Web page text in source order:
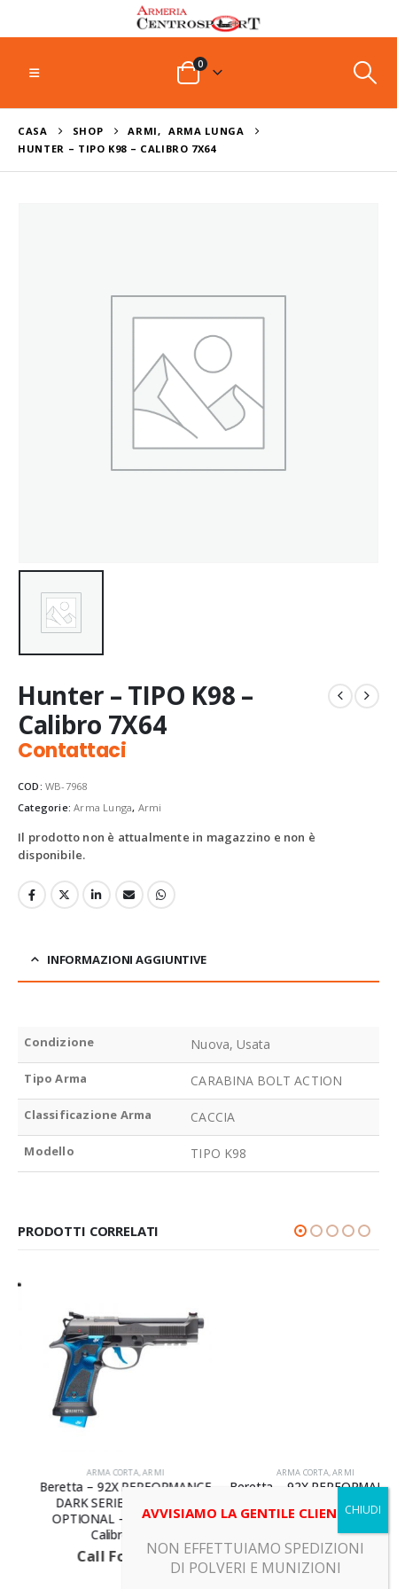
0
CASA SHOP ARMI,
ARMA LUNGA
HUNTER – TIPO K98 – CALIBRO 7X64
Hunter – TIPO K98 –
Calibro 7X64
Contattaci
COD: WB-7968
Categorie:Arma Lunga, Armi
Il prodotto non è attualmente in magazzino e non è
disponibile.
INFORMAZIONI AGGIUNTIVE
Condizione Nuova, Usata
Tipo Arma CARABINA BOLT ACTION
Classificazione Arma CACCIA
Modello TIPO K98
PRODOTTI CORRELATI
ARMA CORTA,ARMI
Beretta – 92X PERFORMANCE
DARK SERIES BLUE FULL
OPTIONAL – Canna 125 –
Calibro 9X19
Call For Price
ARMA CORTA,ARMI
Beretta – 92X PERFORMANCE
DARK SERIES YELLOW –
Canna 125 – Calibro 9X19
Call For Price
AVVISIAMO LA GENTILE CLIENTELA
NON EFFETTUIAMO SPEDIZIONI
DI POLVERI E MUNIZIONI